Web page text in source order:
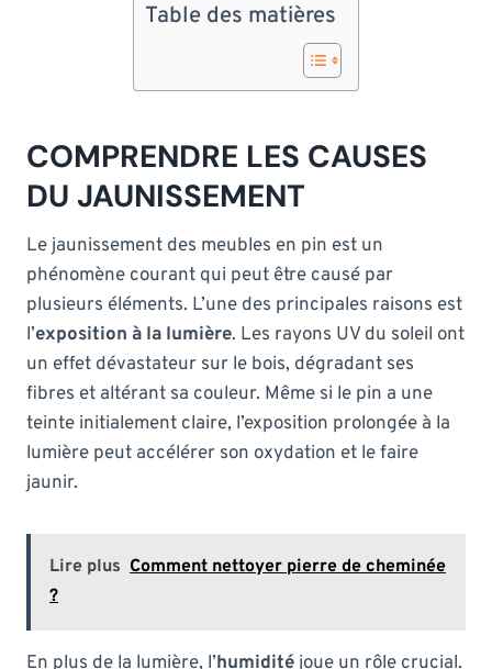
Table des matières
COMPRENDRE LES CAUSES
DU JAUNISSEMENT
Le jaunissement des meubles en pin est un
phénomène courant qui peut être causé par
plusieurs éléments. L’une des principales raisons est
l’exposition à la lumière. Les rayons UV du soleil ont
un effet dévastateur sur le bois, dégradant ses
fibres et altérant sa couleur. Même si le pin a une
teinte initialement claire, l’exposition prolongée à la
lumière peut accélérer son oxydation et le faire
jaunir.
Lire plus Comment nettoyer pierre de cheminée
?
En plus de la lumière, l’humidité joue un rôle crucial.